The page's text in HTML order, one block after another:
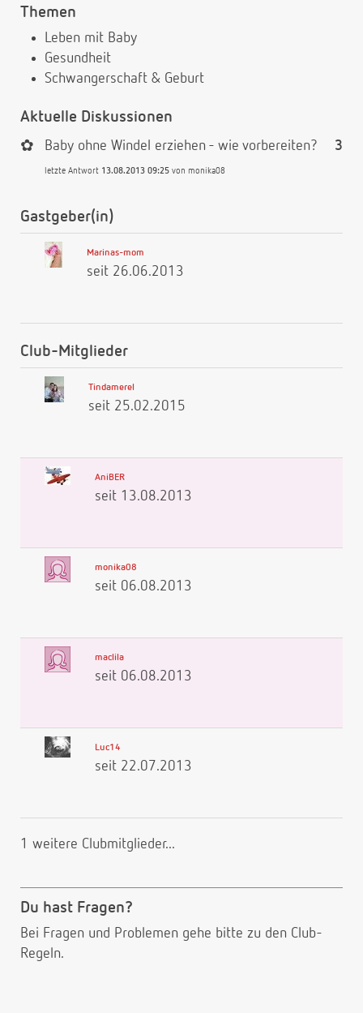
Themen
Leben mit Baby
Gesundheit
Schwangerschaft & Geburt
Aktuelle Diskussionen
3
✿ Baby ohne Windel erziehen - wie vorbereiten?
letzte Antwort 13.08.2013 09:25 von monika08
Gastgeber(in)
Marinas-mom
seit 26.06.2013
Club-Mitglieder
Tindamerel
seit 25.02.2015
AniBER
seit 13.08.2013
monika08
seit 06.08.2013
maclila
seit 06.08.2013
Luc14
seit 22.07.2013
1 weitere Clubmitglieder...
Du hast Fragen?
Bei Fragen und Problemen gehe bitte zu den Club-
Regeln.